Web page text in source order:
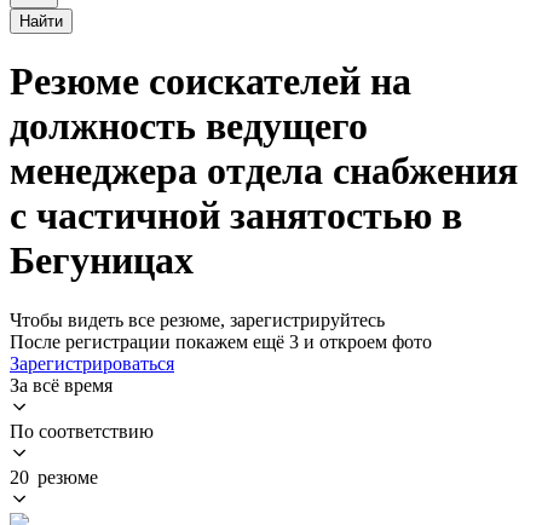
Найти
Резюме соискателей на
должность ведущего
менеджера отдела снабжения
с частичной занятостью в
Бегуницах
Чтобы видеть все резюме, зарегистрируйтесь
После регистрации покажем ещё 3 и откроем фото
Зарегистрироваться
За всё время
По соответствию
20 резюме